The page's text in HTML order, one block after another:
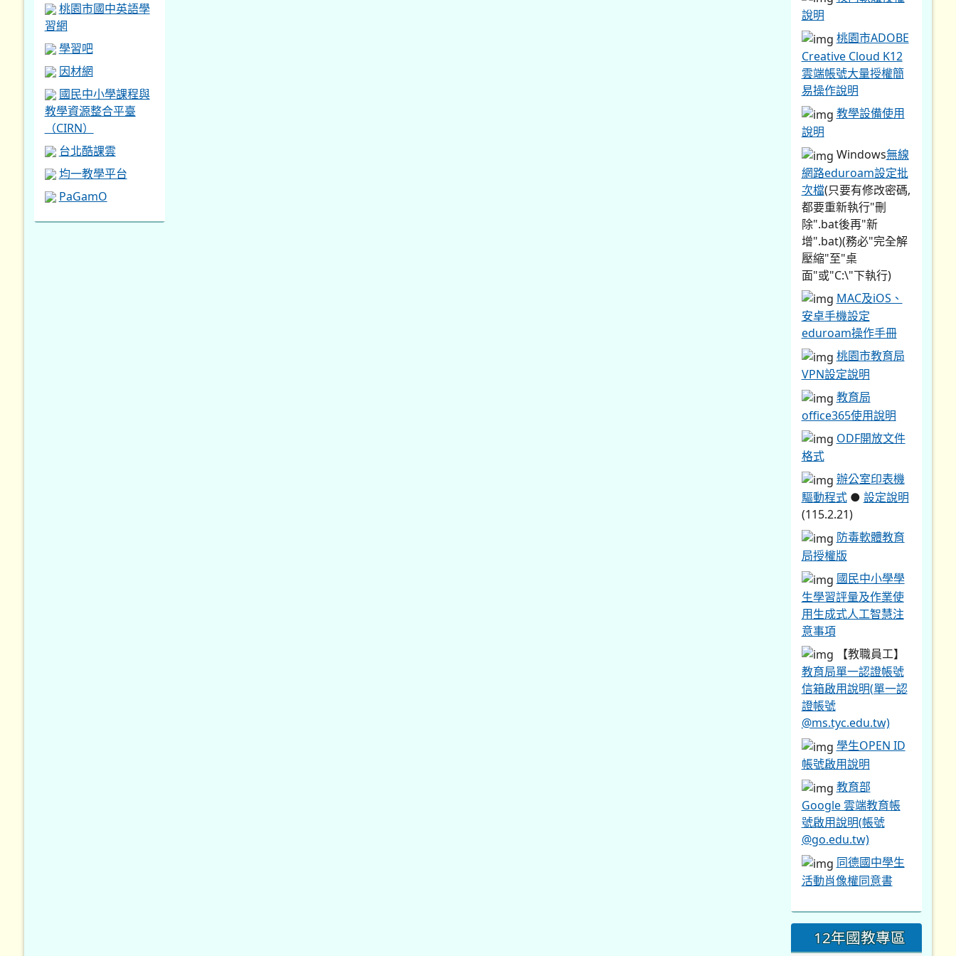
桃園市國中英語學
習網
學習吧
因材網
國民中小學課程與
教學資源整合平臺
（CIRN）
台北酷課雲
均一教學平台
PaGamO
說明
桃園市ADOBE
Creative Cloud K12
雲端帳號大量授權簡
易操作說明
教學設備使用
說明
Windows無線
網路eduroam設定批
次檔(只要有修改密碼,
都要重新執行"刪
除".bat後再"新
增".bat)(務必"完全解
壓縮"至"桌
面"或"C:\"下執行)
MAC及iOS、
安卓手機設定
eduroam操作手冊
桃園市教育局
VPN設定說明
教育局
office365使用說明
ODF開放文件
格式
辦公室印表機
驅動程式● 設定說明
(115.2.21)
防毒軟體教育
局授權版
國民中小學學
生學習評量及作業使
用生成式人工智慧注
意事項
【教職員工】
教育局單一認證帳號
信箱啟用說明(單一認
證帳號
@ms.tyc.edu.tw)
學生OPEN ID
帳號啟用說明
教育部
Google 雲端教育帳
號啟用說明(帳號
@go.edu.tw)
同德國中學生
活動肖像權同意書
12年國教專區